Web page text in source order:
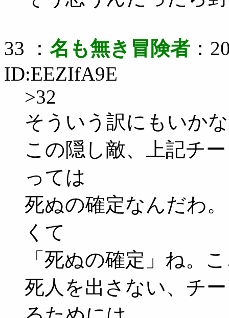
33 ： 名も無き冒険者 ：
ID:EEZIfA9E
>32
そういう訳にもいか
この隠し敵、上記チ
っては
死ぬの確定なんだわ
くて
「死ぬの確定」ね。
死人を出さない、チ